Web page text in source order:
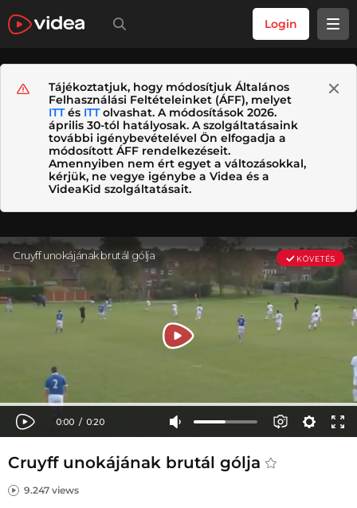
Login
Tájékoztatjuk, hogy módosítjuk Általános
Felhasználási Feltételeinket (ÁFF), melyet
ITTés ITTolvashat. A módosítások 2026.
április 30-tól hatályosak. A szolgáltatásaink
további igénybevételével Ön elfogadja a
módosított ÁFF rendelkezéseit.
Amennyiben nem ért egyet a változásokkal,
kérjük, ne vegye igénybe a Videa és a
VideaKid szolgáltatásait.
Cruyff unokájának brutál gólja
9.247 views